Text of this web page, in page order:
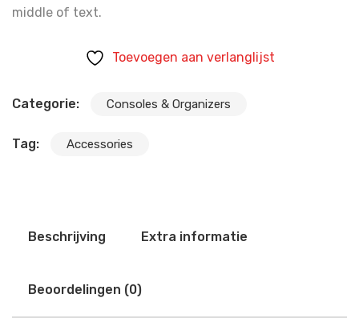
middle of text.
Toevoegen aan verlanglijst
Categorie: Consoles & Organizers
Tag: Accessories
Beschrijving Extra informatie
Beoordelingen (0)